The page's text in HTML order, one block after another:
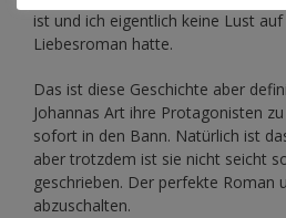
ist und ich eigentlich keine Lust
Liebesroman hatte.
Das ist diese Geschichte aber
Johannas Art ihre Protagonisten
sofort in den Bann. Natürlich ist
aber trotzdem ist sie nicht seicht
geschrieben. Der perfekte Roman
abzuschalten.